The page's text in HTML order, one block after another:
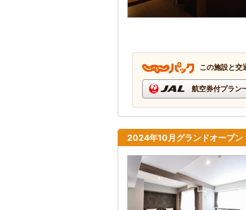
この施設と交
航空券付プラン
2024年10月グランドオープン